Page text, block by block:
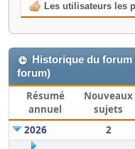
Les utilisateurs les
Historique du
forum)
Résumé
annuel
Nouveaux
sujets
2026
2